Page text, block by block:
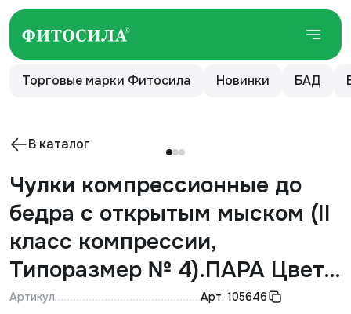
Торговые марки Фитосила Новинки БАД
В каталог
Чулки компрессионные до
бедра с открытым мыском (II
класс компрессии,
Типоразмер № 4).ПАРА Цвет -
кремовый Артикул - Ч2(п)-К
Артикул Арт. 105646